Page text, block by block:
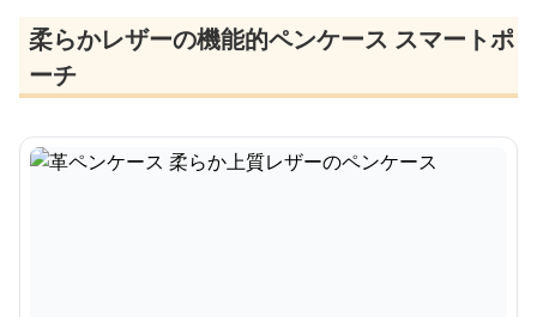
柔らかレザーの機能的ペンケース スマートポ
ーチ